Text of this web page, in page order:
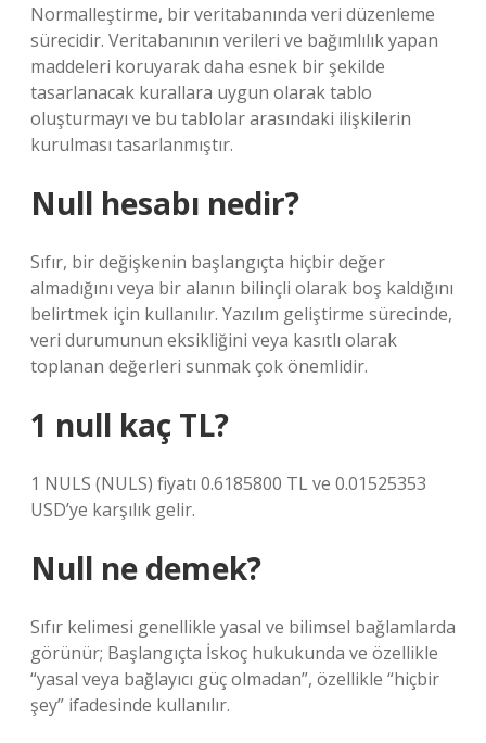
Normalleştirme, bir veritabanında veri düzenleme
sürecidir. Veritabanının verileri ve bağımlılık yapan
maddeleri koruyarak daha esnek bir şekilde
tasarlanacak kurallara uygun olarak tablo
oluşturmayı ve bu tablolar arasındaki ilişkilerin
kurulması tasarlanmıştır.
Null hesabı nedir?
Sıfır, bir değişkenin başlangıçta hiçbir değer
almadığını veya bir alanın bilinçli olarak boş kaldığını
belirtmek için kullanılır. Yazılım geliştirme sürecinde,
veri durumunun eksikliğini veya kasıtlı olarak
toplanan değerleri sunmak çok önemlidir.
1 null kaç TL?
1 NULS (NULS) fiyatı 0.6185800 TL ve 0.01525353
USD’ye karşılık gelir.
Null ne demek?
Sıfır kelimesi genellikle yasal ve bilimsel bağlamlarda
görünür; Başlangıçta İskoç hukukunda ve özellikle
“yasal veya bağlayıcı güç olmadan”, özellikle “hiçbir
şey” ifadesinde kullanılır.